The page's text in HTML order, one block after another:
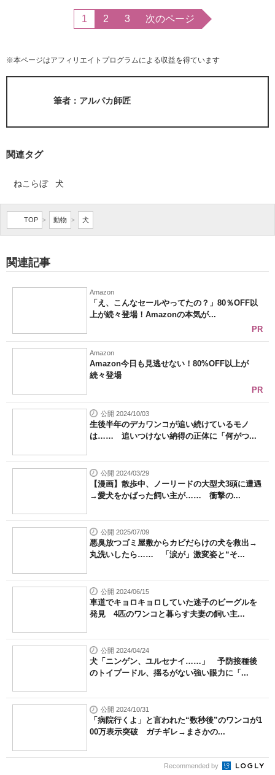
1 2 3 次のページ
※本ページはアフィリエイトプログラムによる収益を得ています
筆者：アルパカ師匠
関連タグ
ねこらぼ 犬
TOP > 動物 > 犬
関連記事
Amazon
「え、こんなセールやってたの？」80％OFF以
上が続々登場！Amazonの本気が...
PR
Amazon
Amazon今日も見逃せない！80%OFF以上が
続々登場
PR
公開 2024/10/03
生後半年のデカワンコが追い続けているモノ
は…… 追いつけない納得の正体に「何がつ...
公開 2024/03/29
【漫画】散歩中、ノーリードの大型犬3頭に遭遇
→愛犬をかばった飼い主が…… 衝撃の...
公開 2025/07/09
悪臭放つゴミ屋敷からカビだらけの犬を救出→
丸洗いしたら…… 「涙が」激変姿と“そ...
公開 2024/06/15
車道でキョロキョロしていた迷子のビーグルを
発見 4匹のワンコと暮らす夫妻の飼い主...
公開 2024/04/24
犬「ニンゲン、ユルセナイ……」 予防接種後
のトイプードル、揺るがない強い眼力に「...
公開 2024/10/31
「病院行くよ」と言われた“数秒後”のワンコが1
00万表示突破 ガチギレ→まさかの...
Recommended by